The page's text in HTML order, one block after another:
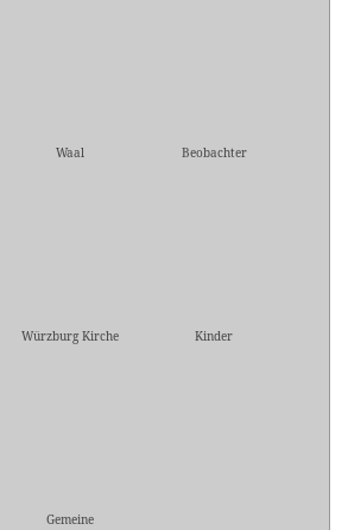
Waal Beobachter
Würzburg Kirche Kinder
Gemeine